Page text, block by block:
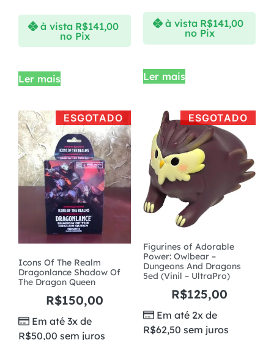
à vista R$141,00
no Pix
Ler mais
à vista R$141,00
no Pix
Ler mais
ESGOTADO
Icons Of The Realm
Dragonlance Shadow Of
The Dragon Queen
R$150,00
Em até 3x de
R$50,00 sem juros
ESGOTADO
Figurines of Adorable
Power: Owlbear –
Dungeons And Dragons
5ed (Vinil – UltraPro)
R$125,00
Em até 2x de
R$62,50 sem juros